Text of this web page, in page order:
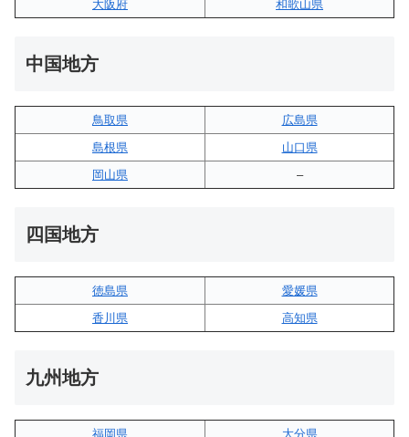
大阪府
和歌山県
中国地方
鳥取県
広島県
島根県
山口県
岡山県
–
四国地方
徳島県
愛媛県
香川県
高知県
九州地方
福岡県 大分県